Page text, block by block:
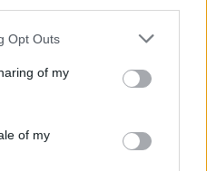
Opt Outs
of my
of my
προς την ΟΤΟΕ η οποία
υποχρέωση
όμως τους χιλιάδες
(!).